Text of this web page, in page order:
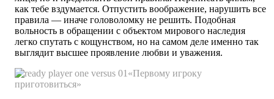
как тебе вздумается. Отпустить воображение, нарушить все
правила — иначе головоломку не решить. Подобная
вольность в обращении с объектом мирового наследия
легко спутать с кощунством, но на самом деле именно так
выглядит высшее проявление любви и уважения.
«Первому игроку
приготовиться»